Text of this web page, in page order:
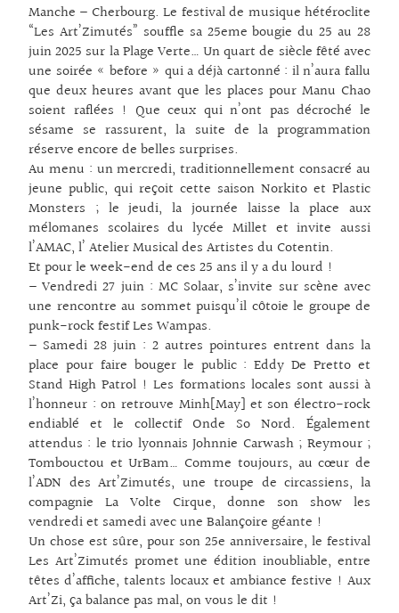
Manche – Cherbourg. Le festival de musique hétéroclite
“Les Art’Zimutés” souffle sa 25eme bougie du 25 au 28
juin 2025 sur la Plage Verte… Un quart de siècle fêté avec
une soirée « before » qui a déjà cartonné : il n’aura fallu
que deux heures avant que les places pour Manu Chao
soient raflées ! Que ceux qui n’ont pas décroché le
sésame se rassurent, la suite de la programmation
réserve encore de belles surprises.
Au menu : unmercredi, traditionnellement consacré au
jeune public, qui reçoit cette saison Norkito et Plastic
Monsters ; le jeudi, la journée laisse la place aux
mélomanes scolaires du lycée Millet et invite aussi
l’AMAC, l’ Atelier Musical des Artistes du Cotentin.
Et pour le week-end de ces 25 ans il y a du lourd !
– Vendredi 27 juin : MC Solaar, s’invite sur scène avec
une rencontre au sommet puisqu’il côtoie le groupe de
punk-rock festifLes Wampas.
– Samedi 28 juin : 2 autres pointures entrent dans la
place pour faire bouger le public : Eddy De Pretto et
Stand High Patrol ! Les formations locales sont aussi à
l’honneur : on retrouve Minh[May] et son électro-rock
endiablé et le collectif Onde So Nord. Également
attendus : le trio lyonnais Johnnie Carwash ; Reymour ;
Tombouctou et UrBam… Comme toujours, au cœur de
l’ADN des Art’Zimutés, une troupe de circassiens, la
compagnie La Volte Cirque, donne son show les
vendredi et samedi avec une Balançoire géante !
Un chose est sûre, pour son 25e anniversaire, le festival
Les Art’Zimutés promet une édition inoubliable, entre
têtes d’affiche, talents locaux et ambiance festive ! Aux
Art’Zi, ça balance pas mal, on vous le dit !